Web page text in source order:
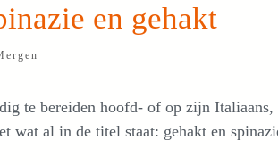
en gehakt
te bereiden hoofd- of op zijn Italiaans,
wat al in de titel staat: gehakt en